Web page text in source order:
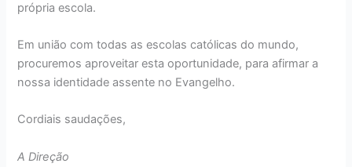
própria escola.
Em união com todas as escolas católicas do mundo,
procuremos aproveitar esta oportunidade, para afirmar a
nossa identidade assente no Evangelho.
Cordiais saudações,
A Direção